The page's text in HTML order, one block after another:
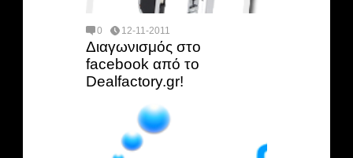
0 12-11-2011
Διαγωνισμός στο
facebook από το
Dealfactory.gr!